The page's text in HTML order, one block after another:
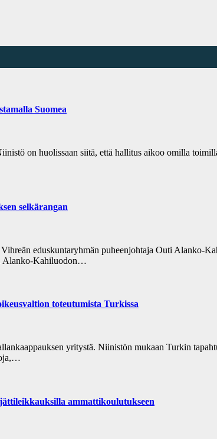
Suomea
on huolissaan siitä, että hallitus aikoo omilla
selkärangan
eduskuntaryhmän puheenjohtaja Outi Alanko-
Alanko-Kahiluodon…
toteutumista Turkissa
yritystä. Niinistön mukaan Turkin
ammattikoulutukseen